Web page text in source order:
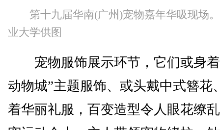
第十九届华南(广州)宠物嘉年华吸现场
业大学供图
宠物服饰展示环节，它们或身着
动物城”主题服饰、或头戴中式簪花
着华丽礼服，百变造型令人眼花缭